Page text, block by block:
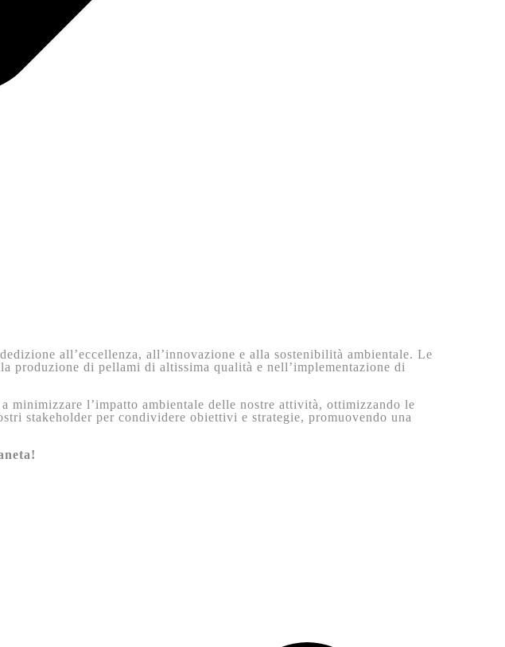
all’eccellenza, all’innovazione e alla sostenibilità ambientale. Le
produzione di pellami di altissima qualità e nell’implementazione di
l’impatto ambientale delle nostre attività, ottimizzando le
stakeholder per condividere obiettivi e strategie, promuovendo una